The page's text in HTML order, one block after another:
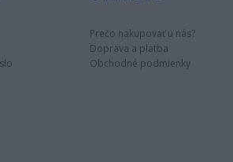
Prečo nakupovať u nás?
Doprava a platba
Obchodné podmienky